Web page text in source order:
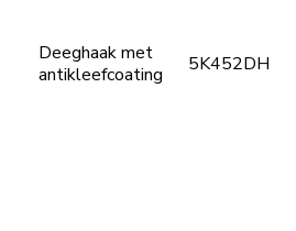
Deeghaak met
antikleefcoating
5K452DH